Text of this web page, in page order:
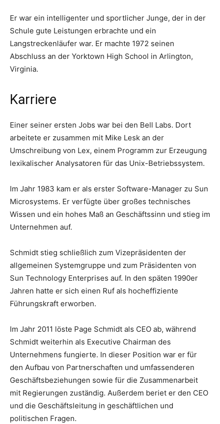
Er war ein intelligenter und sportlicher Junge, der in der
Schule gute Leistungen erbrachte und ein
Langstreckenläufer war. Er machte 1972 seinen
Abschluss an der Yorktown High School in Arlington,
Virginia.
Karriere
Einer seiner ersten Jobs war bei den Bell Labs. Dort
arbeitete er zusammen mit Mike Lesk an der
Umschreibung von Lex, einem Programm zur Erzeugung
lexikalischer Analysatoren für das Unix-Betriebssystem.
Im Jahr 1983 kam er als erster Software-Manager zu Sun
Microsystems. Er verfügte über großes technisches
Wissen und ein hohes Maß an Geschäftssinn und stieg im
Unternehmen auf.
Schmidt stieg schließlich zum Vizepräsidenten der
allgemeinen Systemgruppe und zum Präsidenten von
Sun Technology Enterprises auf. In den späten 1990er
Jahren hatte er sich einen Ruf als hocheffiziente
Führungskraft erworben.
Im Jahr 2011 löste Page Schmidt als CEO ab, während
Schmidt weiterhin als Executive Chairman des
Unternehmens fungierte. In dieser Position war er für
den Aufbau von Partnerschaften und umfassenderen
Geschäftsbeziehungen sowie für die Zusammenarbeit
mit Regierungen zuständig. Außerdem beriet er den CEO
und die Geschäftsleitung in geschäftlichen und
politischen Fragen.